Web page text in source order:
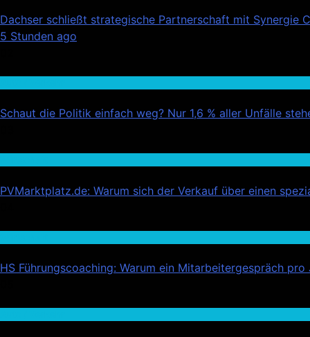
Dachser schließt strategische Partnerschaft mit Synergie
5 Stunden ago
Schaut die Politik einfach weg? Nur 1,6 % aller Unfälle
PVMarktplatz.de: Warum sich der Verkauf über einen
HS Führungscoaching: Warum ein Mitarbeitergespräch